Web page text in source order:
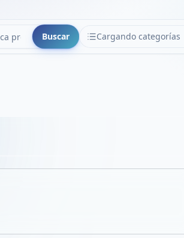
Buscar Cargando categorías
CATEGORÍAS